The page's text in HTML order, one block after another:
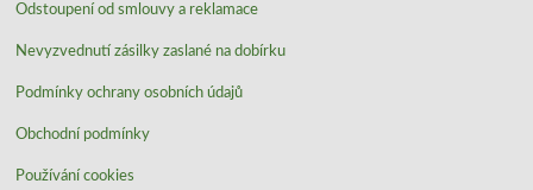
Odstoupení od smlouvy a reklamace
Nevyzvednutí zásilky zaslané na dobírku
Podmínky ochrany osobních údajů
Obchodní podmínky
Používání cookies